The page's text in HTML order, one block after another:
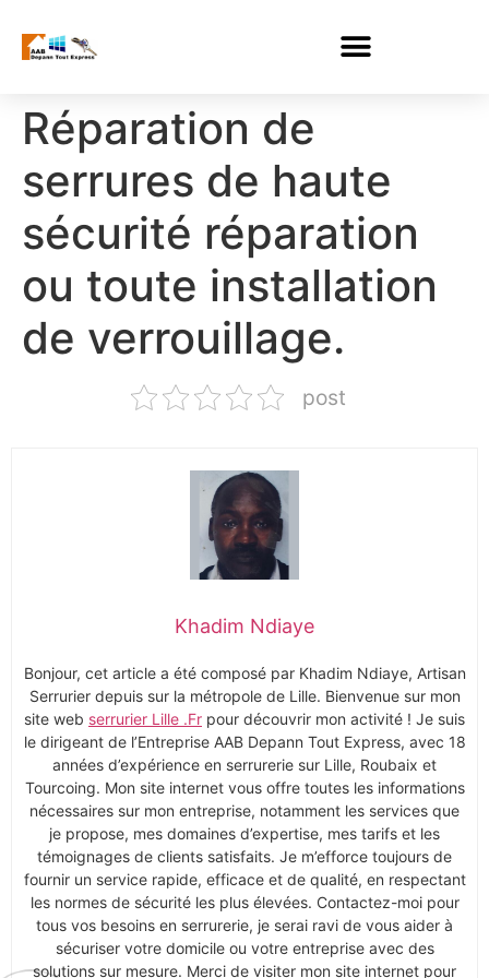
Réparation de
serrures de haute
sécurité réparation
ou toute installation
de verrouillage.
post
Khadim Ndiaye
Bonjour, cet article a été composé par Khadim Ndiaye, Artisan
Serrurier depuis sur la métropole de Lille. Bienvenue sur mon
site web serrurier Lille .Fr pour découvrir mon activité ! Je suis
le dirigeant de l’Entreprise AAB Depann Tout Express, avec 18
années d’expérience en serrurerie sur Lille, Roubaix et
Tourcoing. Mon site internet vous offre toutes les informations
nécessaires sur mon entreprise, notamment les services que
je propose, mes domaines d’expertise, mes tarifs et les
témoignages de clients satisfaits. Je m’efforce toujours de
fournir un service rapide, efficace et de qualité, en respectant
les normes de sécurité les plus élevées. Contactez-moi pour
tous vos besoins en serrurerie, je serai ravi de vous aider à
sécuriser votre domicile ou votre entreprise avec des
solutions sur mesure. Merci de visiter mon site internet pour